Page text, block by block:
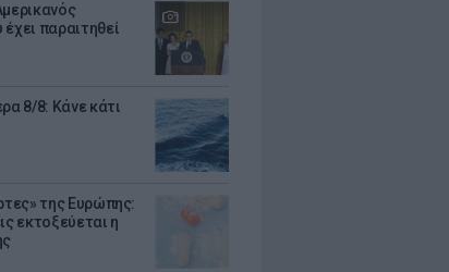
παραιτηθεί
8/8: Κάνε κάτι
της Ευρώπης:
εκτοξεύεται η